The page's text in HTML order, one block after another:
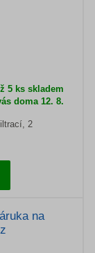
5 ks skladem
doma 12. 8.
2
na